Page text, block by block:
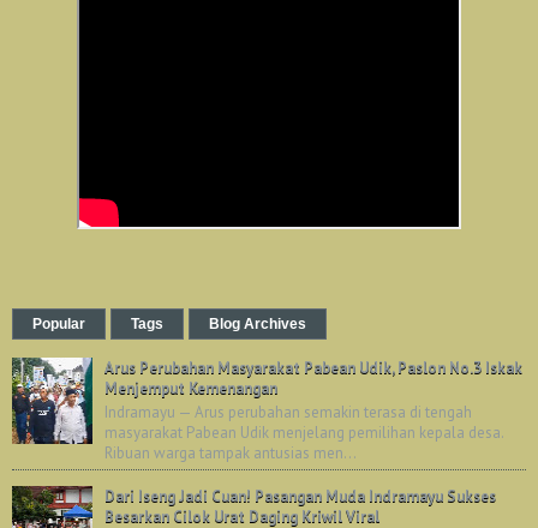
Popular Tags Blog Archives
Arus Perubahan Masyarakat Pabean Udik, Paslon No.3 Iskak
Menjemput Kemenangan
Indramayu — Arus perubahan semakin terasa di tengah
masyarakat Pabean Udik menjelang pemilihan kepala desa.
Ribuan warga tampak antusias men...
Dari Iseng Jadi Cuan! Pasangan Muda Indramayu Sukses
Besarkan Cilok Urat Daging Kriwil Viral